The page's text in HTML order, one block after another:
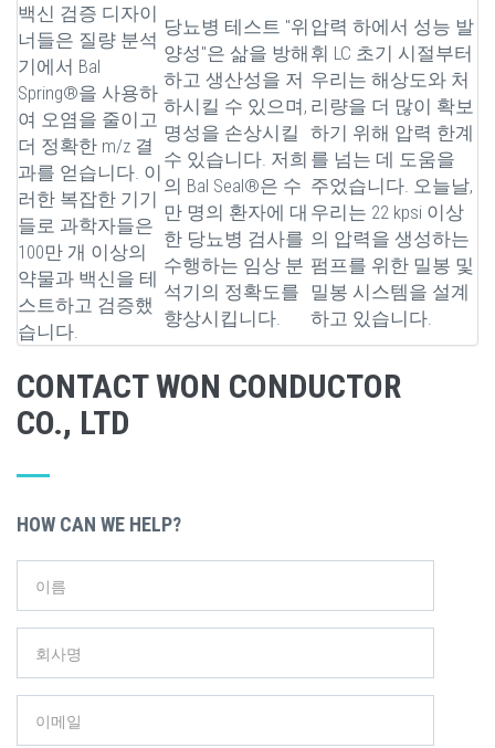
백신 검증 디자이
너들은 질량 분석
기에서 Bal
Spring®을 사용하
여 오염을 줄이고
더 정확한 m/z 결
과를 얻습니다. 이
러한 복잡한 기기
들로 과학자들은
100만 개 이상의
약물과 백신을 테
스트하고 검증했
습니다.
당뇨병 테스트 "위
양성"은 삶을 방해
하고 생산성을 저
하시킬 수 있으며,
명성을 손상시킬
수 있습니다. 저희
의 Bal Seal®은 수
만 명의 환자에 대
한 당뇨병 검사를
수행하는 임상 분
석기의 정확도를
향상시킵니다.
압력 하에서 성능 발
휘 LC 초기 시절부터
우리는 해상도와 처
리량을 더 많이 확보
하기 위해 압력 한계
를 넘는 데 도움을
주었습니다. 오늘날,
우리는 22 kpsi 이상
의 압력을 생성하는
펌프를 위한 밀봉 및
밀봉 시스템을 설계
하고 있습니다.
CONTACT WON CONDUCTOR
CO., LTD
HOW CAN WE HELP?